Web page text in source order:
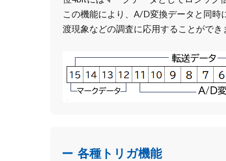
この機能により、A/D変換データと同
渡現象などの調査に応用することができ
各種トリガ機能